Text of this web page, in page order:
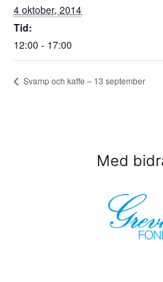
4 oktober, 2014
Tid:
12:00 - 17:00
Svamp och kaffe – 13 september
Med